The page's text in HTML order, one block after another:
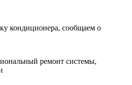
кондиционера, сообщаем о
ремонт системы,